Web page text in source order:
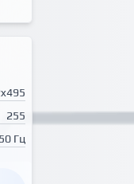
255
Гц